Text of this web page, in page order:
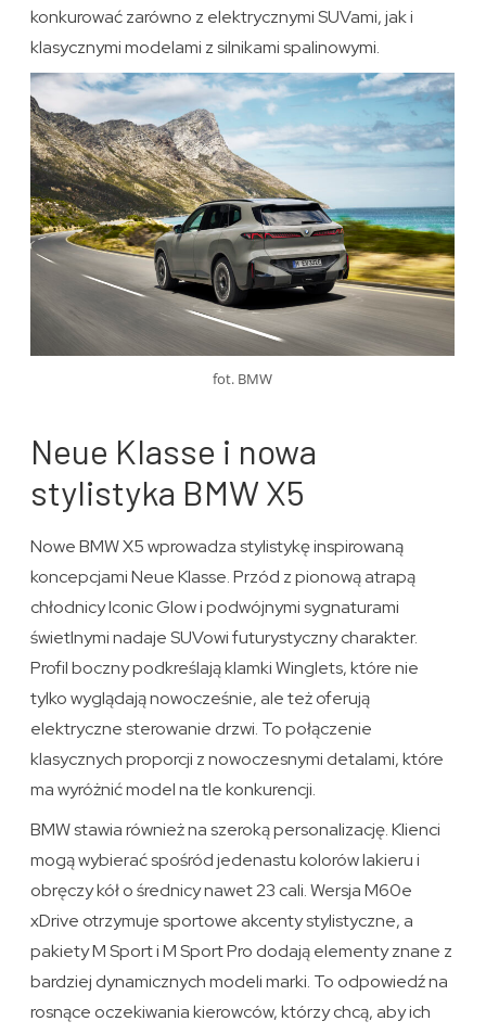
konkurować zarówno z elektrycznymi SUVami, jak i
klasycznymi modelami z silnikami spalinowymi.
fot. BMW
Neue Klasse i nowa
stylistyka BMW X5
Nowe BMW X5 wprowadza stylistykę inspirowaną
koncepcjami Neue Klasse. Przód z pionową atrapą
chłodnicy Iconic Glow i podwójnymi sygnaturami
świetlnymi nadaje SUVowi futurystyczny charakter.
Profil boczny podkreślają klamki Winglets, które nie
tylko wyglądają nowocześnie, ale też oferują
elektryczne sterowanie drzwi. To połączenie
klasycznych proporcji z nowoczesnymi detalami, które
ma wyróżnić model na tle konkurencji.
BMW stawia również na szeroką personalizację. Klienci
mogą wybierać spośród jedenastu kolorów lakieru i
obręczy kół o średnicy nawet 23 cali. Wersja M60e
xDrive otrzymuje sportowe akcenty stylistyczne, a
pakiety M Sport i M Sport Pro dodają elementy znane z
bardziej dynamicznych modeli marki. To odpowiedź na
rosnące oczekiwania kierowców, którzy chcą, aby ich